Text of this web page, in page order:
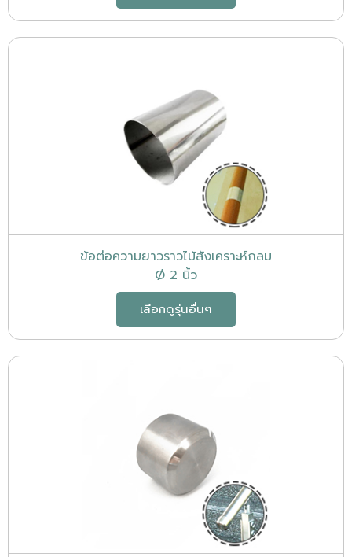
ข้อต่อความยาวราวไม้สังเคราะห์กลม
Ø 2 นิ้ว
เลือกดูรุ่นอื่นๆ